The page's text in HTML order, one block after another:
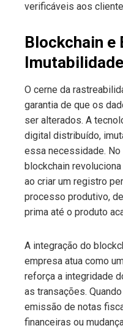
verificáveis aos
Blockchain e
O cerne da
garantia de que os
ser alterados. A
digital distribuído,
essa necessidade.
blockchain revoluciona
ao criar um registro
processo produtivo,
prima até o produto
A integração do
empresa atua como
reforça a integridade
as transações.
emissão de notas
financeiras ou